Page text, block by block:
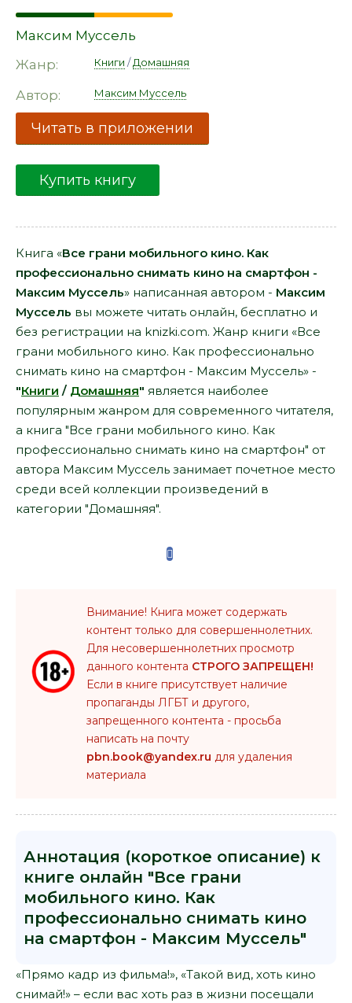
Максим Муссель
Жанр:
Книги /Домашняя
Автор: Максим Муссель
Читать в приложении
Купить книгу
Книга «Все грани мобильного кино. Как
профессионально снимать кино на смартфон -
Максим Муссель» написанная автором - Максим
Муссель вы можете читать онлайн, бесплатно и
без регистрации на knizki.com. Жанр книги «Все
грани мобильного кино. Как профессионально
снимать кино на смартфон - Максим Муссель» -
"Книги / Домашняя" является наиболее
популярным жанром для современного читателя,
а книга "Все грани мобильного кино. Как
профессионально снимать кино на смартфон" от
автора Максим Муссель занимает почетное место
среди всей коллекции произведений в
категории "Домашняя".
Внимание! Книга может содержать
контент только для совершеннолетних.
Для несовершеннолетних просмотр
данного контента СТРОГО ЗАПРЕЩЕН!
Если в книге присутствует наличие
пропаганды ЛГБТ и другого,
запрещенного контента - просьба
написать на почту
pbn.book@yandex.ru для удаления
материала
Аннотация (короткое описание) к
книге онлайн "Все грани
мобильного кино. Как
профессионально снимать кино
на смартфон - Максим Муссель"
«Прямо кадр из фильма!», «Такой вид, хоть кино
снимай!» – если вас хоть раз в жизни посещали